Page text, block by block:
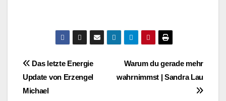
Beitragsnavigation
Warum du gerade mehr
wahrnimmst | Sandra Lau
Das letzte Energie
Update von Erzengel
Michael